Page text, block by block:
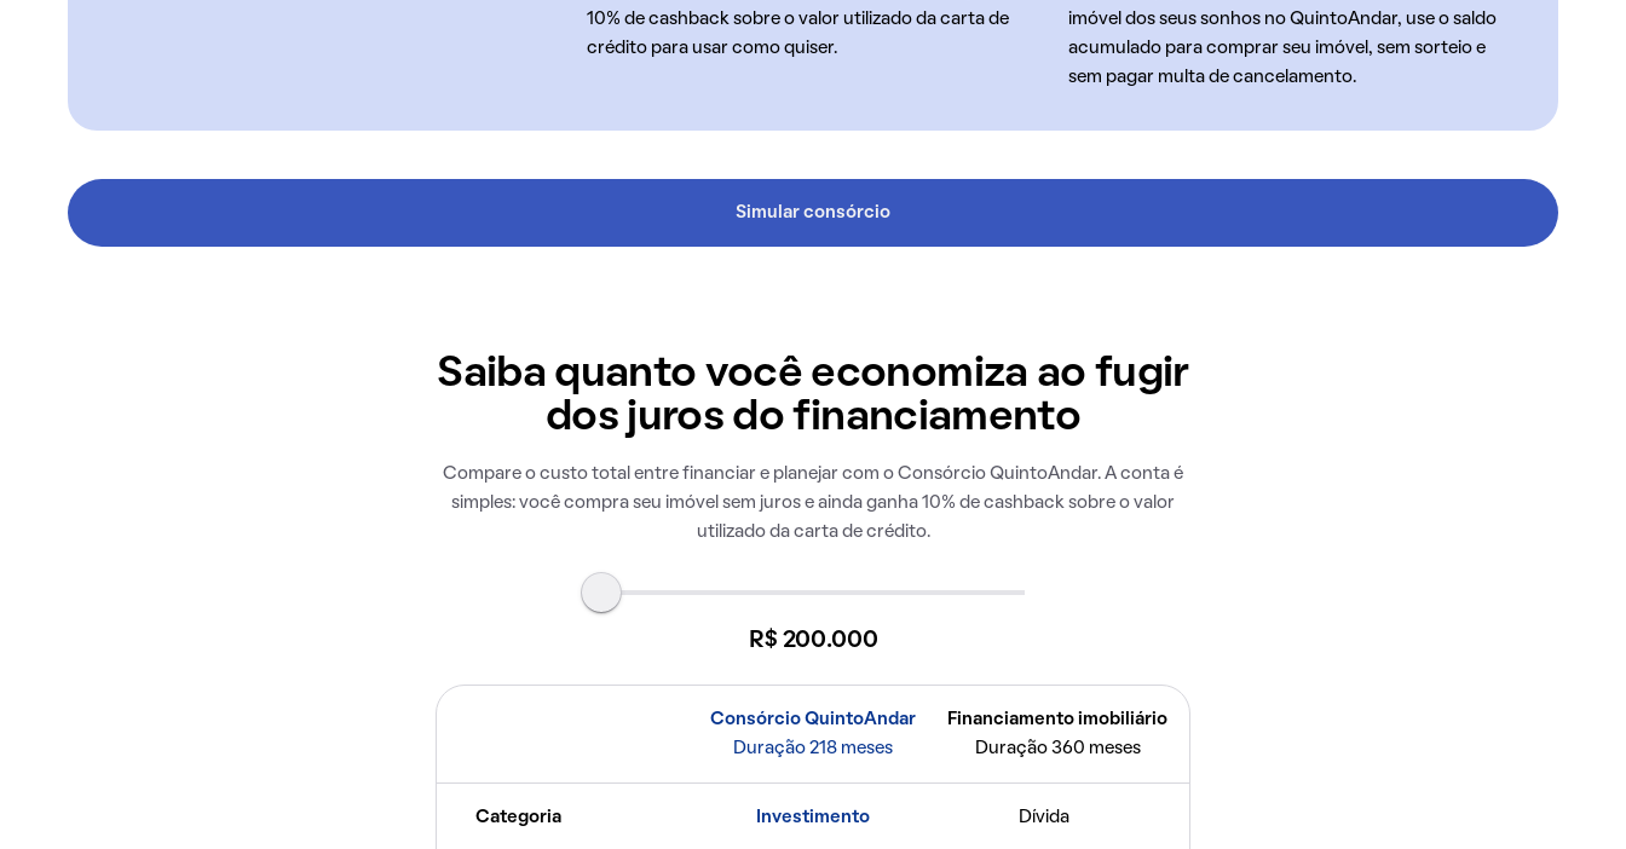
10% de cashback sobre o valor utilizado da carta de
crédito para usar como quiser.
imóvel dos seus sonhos no QuintoAndar, use o saldo
acumulado para comprar seu imóvel, sem sorteio e
sem pagar multa de cancelamento.
Simular consórcio
Saiba quanto você economiza ao fugir
dos juros do financiamento
Compare o custo total entre financiar e planejar com o Consórcio QuintoAndar. A conta é
simples: você compra seu imóvel sem juros e ainda ganha 10% de cashback sobre o valor
utilizado da carta de crédito.
R$ 200.000
Consórcio QuintoAndar
Duração 218 meses
Financiamento imobiliário
Duração 360 meses
Categoria Investimento Dívida